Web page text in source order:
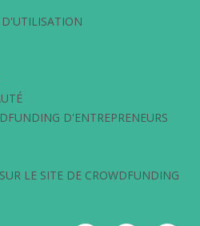
D'ENTREPRENEURS
LE SITE DE CROWDFUNDING